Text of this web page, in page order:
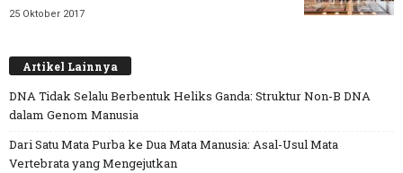
25 Oktober 2017
Artikel Lainnya
DNA Tidak Selalu Berbentuk Heliks Ganda: Struktur Non-B DNA
dalam Genom Manusia
Dari Satu Mata Purba ke Dua Mata Manusia: Asal-Usul Mata
Vertebrata yang Mengejutkan